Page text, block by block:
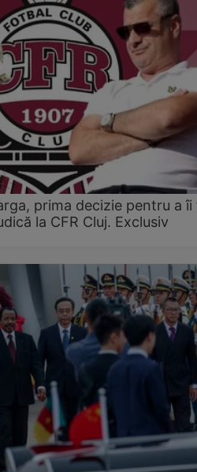
prima decizie pentru a îi
la CFR Cluj. Exclusiv